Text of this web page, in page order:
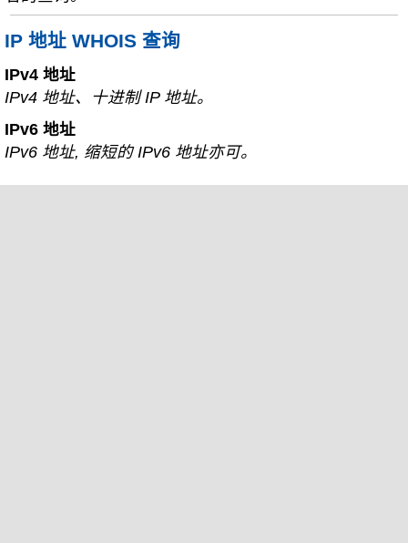
IP 地址 WHOIS 查询
IPv4 地址
IPv4 地址、十进制 IP 地址。
IPv6 地址
IPv6 地址, 缩短的 IPv6 地址亦可。